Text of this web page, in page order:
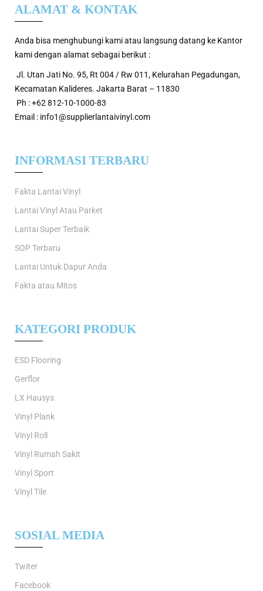
ALAMAT & KONTAK
Anda bisa menghubungi kami atau langsung datang ke Kantor
kami dengan alamat sebagai berikut :
Jl. Utan Jati No. 95, Rt 004 / Rw 011, Kelurahan Pegadungan,
Kecamatan Kalideres. Jakarta Barat – 11830
Ph : +62 812-10-1000-83
Email : info1@supplierlantaivinyl.com
INFORMASI TERBARU
Fakta Lantai Vinyl
Lantai Vinyl Atau Parket
Lantai Super Terbaik
SOP Terbaru
Lantai Untuk Dapur Anda
Fakta atau Mitos
KATEGORI PRODUK
ESD Flooring
Gerflor
LX Hausys
Vinyl Plank
Vinyl Roll
Vinyl Rumah Sakit
Vinyl Sport
Vinyl Tile
SOSIAL MEDIA
Twiter
Facebook